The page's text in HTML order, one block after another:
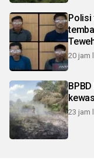
Polisi
20 jam
23 jam